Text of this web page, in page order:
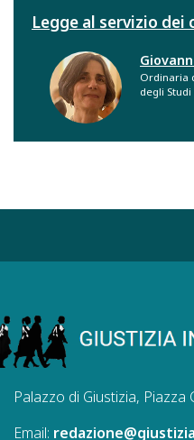
Legge al servizio
Ordinaria
degli
Palazzo di Giustizia, Piazza
Email: